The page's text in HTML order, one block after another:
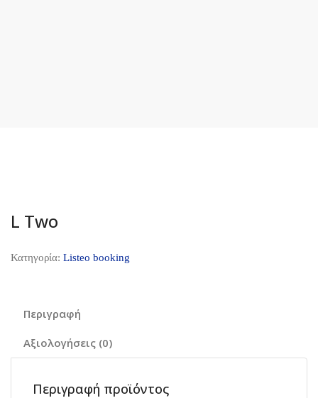
L Two
Κατηγορία: Listeo booking
Περιγραφή
Αξιολογήσεις (0)
Περιγραφή προϊόντος